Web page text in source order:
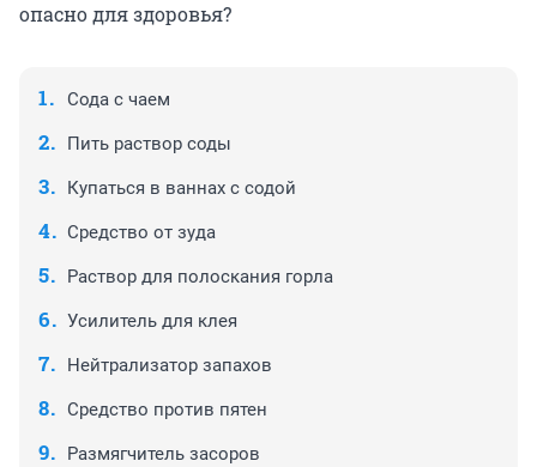
опасно для здоровья?
Сода с чаем
Пить раствор соды
Купаться в ваннах с содой
Средство от зуда
Раствор для полоскания горла
Усилитель для клея
Нейтрализатор запахов
Средство против пятен
Размягчитель засоров